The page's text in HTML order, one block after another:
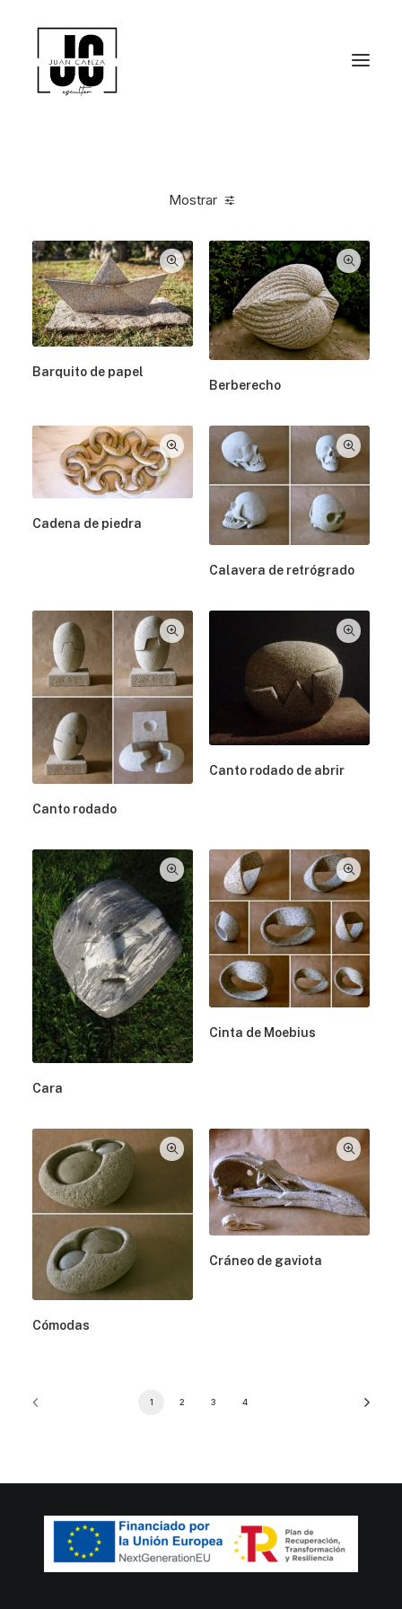
Mostrar
Barquito de papel
Berberecho
Cadena de piedra
Calavera de retrógrado
Canto rodado
Canto rodado de abrir
Cara
Cinta de Moebius
Cómodas
Cráneo de gaviota
1 2 3 4